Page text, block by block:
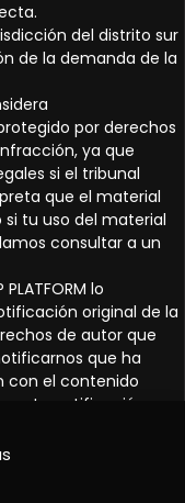
del distrito sur
de la demanda de la
por derechos
ya que
si el tribunal
que el material
si tu uso del material
consultar a un
lo
original de la
de autor que
que ha
con el contenido
esta notificación en
el material en